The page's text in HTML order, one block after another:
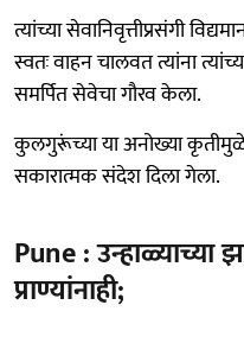
त्यांच्या सेवानिवृत्तीप्रसंगी
स्वतः वाहन चालवत त्यांना
समर्पित सेवेचा गौरव केला.
कुलगुरूंच्या या अनोख्या कृतीमुळे
सकारात्मक संदेश दिला गेला.
Pune : उन्हाळ्याच्या
प्राण्यांनाही;